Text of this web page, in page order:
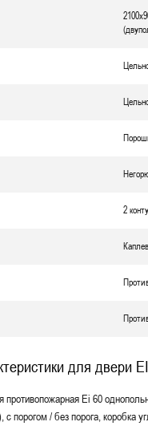
2
для двери
противопожарная Еі 60
порогом / без порога, коробка